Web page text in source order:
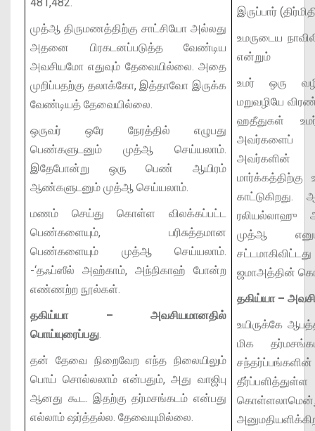
முத்ஆ திருமணத்திற்கு சாட்சியோ அல்லது
அதனை பிரகடனப்படுத்த வேண்டிய
அவசியமோ எதுவும் தேவையில்லை. அதை
முறிப்பதற்கு தலாக்கோ, இத்தாவோ இருக்க
வேண்டியத் தேவையில்லை.
ஒருவர் ஒரே நேரத்தில் எழுபது
பெண்களுடனும் முத்ஆ செய்யலாம்.
இதேபோன்று ஒரு பெண் ஆயிரம்
ஆண்களுடனும் முத்ஆ செய்யலாம்.
மணம் செய்து கொள்ள விலக்கப்பட்ட
பெண்களையும், பரிசுத்தமான
பெண்களையும் முத்ஆ செய்யலாம்.
-‘தஃப்ஸீல் அஹ்காம், அந்நிகாஹ் போன்ற
எண்ணற்ற நூல்கள்.
தகிய்யா – அவசியமானதில்
பொய்யுரைப்பது.
தன் தேவை நிறைவேற எந்த நிலையிலும்
பொய் சொல்லலாம் என்பதும், அது வாஜிபு
ஆனது கூட. இதற்கு தர்மசங்கடம் என்பது
எல்லாம் ஷர்த்தல்ல. தேவையுமில்லை.
இருப்பார்
உமருடைய
என்றும்
உமர் ஒரு
மறுவழியே
ஹதீதுகள்
அவர்களைப்
அவர்களின்
முத்ஆ
ஜமாஅத்தின்
தகிய்யா –
உயிருக்கே
மிக